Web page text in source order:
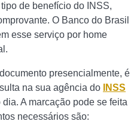
de benefício do INSS,
O Banco do Brasil
esse serviço por home
presencialmente, é
na sua agência do
INSS
A marcação pode se feita
necessários são: